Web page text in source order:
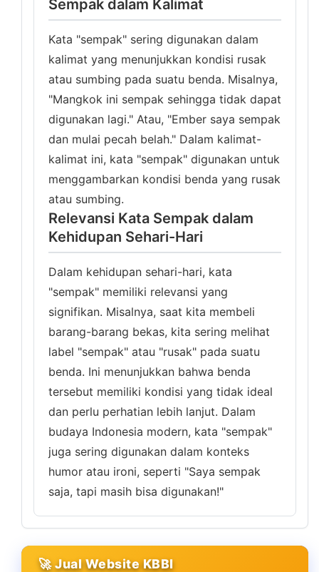
Sempak dalam Kalimat
Kata "sempak" sering digunakan dalam
kalimat yang menunjukkan kondisi rusak
atau sumbing pada suatu benda. Misalnya,
"Mangkok ini sempak sehingga tidak dapat
digunakan lagi." Atau, "Ember saya sempak
dan mulai pecah belah." Dalam kalimat-
kalimat ini, kata "sempak" digunakan untuk
menggambarkan kondisi benda yang rusak
atau sumbing.
Relevansi Kata Sempak dalam
Kehidupan Sehari-Hari
Dalam kehidupan sehari-hari, kata
"sempak" memiliki relevansi yang
signifikan. Misalnya, saat kita membeli
barang-barang bekas, kita sering melihat
label "sempak" atau "rusak" pada suatu
benda. Ini menunjukkan bahwa benda
tersebut memiliki kondisi yang tidak ideal
dan perlu perhatian lebih lanjut. Dalam
budaya Indonesia modern, kata "sempak"
juga sering digunakan dalam konteks
humor atau ironi, seperti "Saya sempak
saja, tapi masih bisa digunakan!"
🚀 Jual Website KBBI